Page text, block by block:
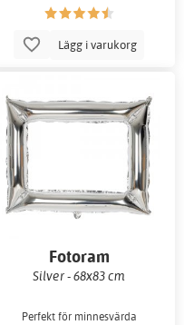
Lägg i varukorg
Fotoram
Silver - 68x83 cm
Perfekt för minnesvärda